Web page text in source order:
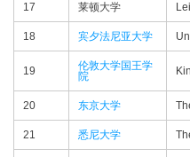
17 莱顿大学
18 宾夕法尼亚大学
19
伦敦大学国王学
院
20 东京大学
21 悉尼大学